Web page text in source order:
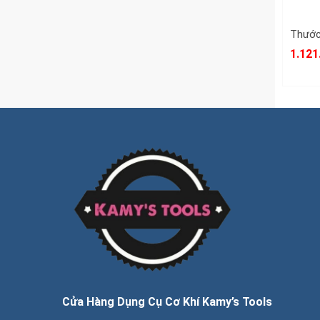
Cửa Hàng Dụng Cụ Cơ Khí Kamy’s Tools